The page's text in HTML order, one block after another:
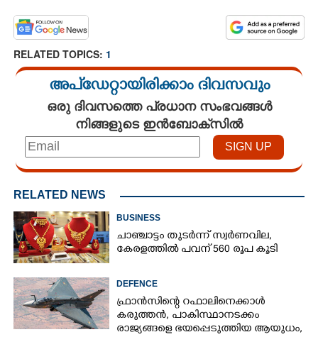
RELATED TOPICS: 1
അപ്ഡേറ്റായിരിക്കാം ദിവസവും
ഒരു ദിവസത്തെ പ്രധാന സംഭവങ്ങൾ
നിങ്ങളുടെ ഇൻബോക്സിൽ
RELATED NEWS
BUSINESS
ചാഞ്ചാട്ടം തുടർന്ന് സ്വർണവില,
കേരളത്തിൽ പവന് 560 രൂപ കൂടി
DEFENCE
ഫ്രാൻസിന്റെ റഫാലിനെക്കാൾ
കരുത്തൻ,​ പാകിസ്ഥാനടക്കം
രാജ്യങ്ങളെ ഭയപ്പെടുത്തിയ ആയുധം,​